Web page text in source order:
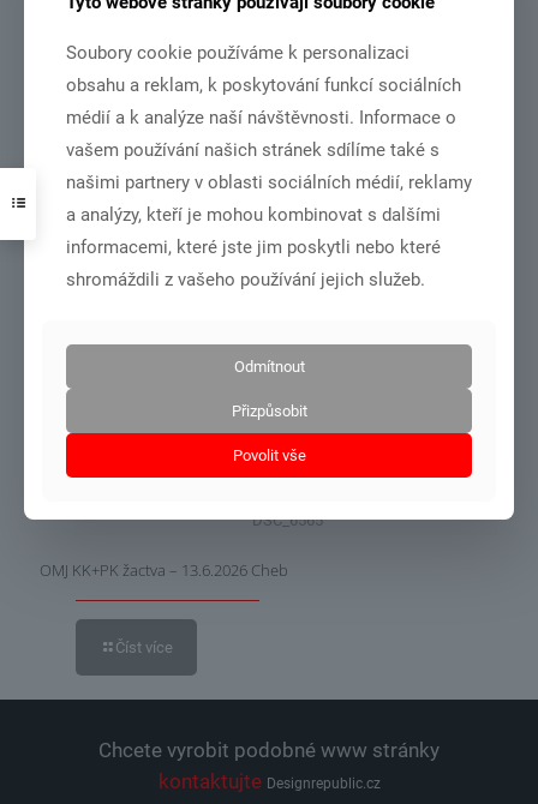
DSC01001
MČR dorost+junioři – Olomouc 27.6.-28.6.2026
Číst více
DSC_6565
OMJ KK+PK žactva – 13.6.2026 Cheb
Číst více
Chcete vyrobit podobné www stránky
kontaktujte Designrepublic.cz
Soubory cookie používáme k personalizaci
obsahu a reklam, k poskytování funkcí sociálních
médií a k analýze naší návštěvnosti. Informace o
vašem používání našich stránek sdílíme také s
našimi partnery v oblasti sociálních médií, reklamy
a analýzy, kteří je mohou kombinovat s dalšími
informacemi, které jste jim poskytli nebo které
shromáždili z vašeho používání jejich služeb.
Odmítnout
Přizpůsobit
Povolit vše